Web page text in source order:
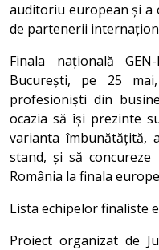
auditoriu european și a
de partenerii
Finala națională
București, pe 25
profesioniști din
ocazia să își prezinte
varianta îmbunătățită,
stand, și să
România la finala
Lista echipelor finaliste
Proiect organizat de